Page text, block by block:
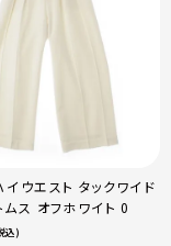
イウエスト タックワイド
ムス オフホワイト 0
込)